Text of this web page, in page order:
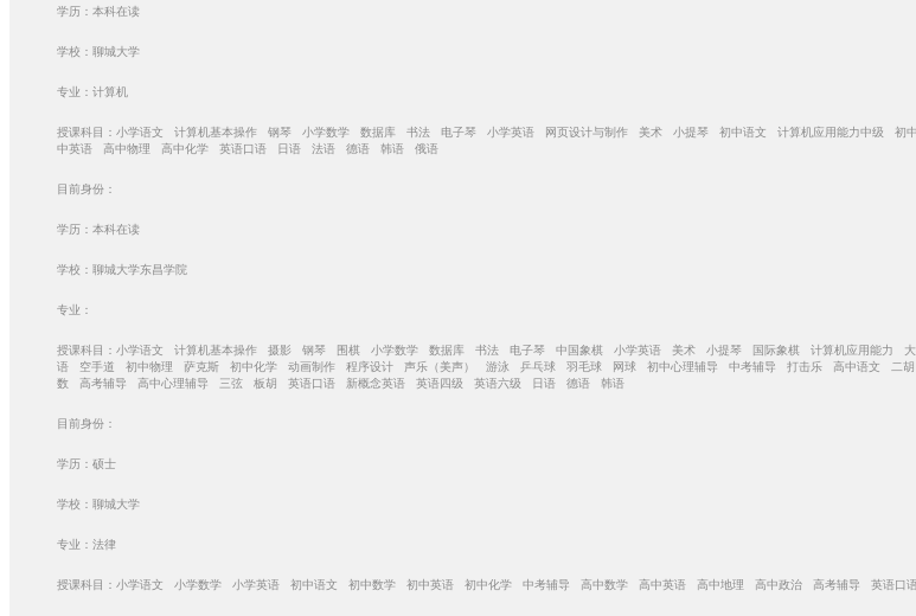
学历：本科在读
学校：聊城大学
专业：计算机
授课科目：小学语文 计算机基本操作 钢琴 小学数学 数据库 书法 电子琴 小学英语 网页设计与制作 美术 小提琴 初中语文 计算机应用能力中级
中英语 高中物理 高中化学 英语口语 日语 法语 德语 韩语 俄语
目前身份：
学历：本科在读
学校：聊城大学东昌学院
专业：
授课科目：小学语文 计算机基本操作 摄影 钢琴 围棋 小学数学 数据库 书法 电子琴 中国象棋 小学英语 美术 小提琴 国际象棋 计算机应用能力
语 空手道 初中物理 萨克斯 初中化学 动画制作 程序设计 声乐（美声） 游泳 乒乓球 羽毛球 网球 初中心理辅导 中考辅导 打击乐 高中语文
数 高考辅导 高中心理辅导 三弦 板胡 英语口语 新概念英语 英语四级 英语六级 日语 德语 韩语
目前身份：
学历：硕士
学校：聊城大学
专业：法律
授课科目：小学语文 小学数学 小学英语 初中语文 初中数学 初中英语 初中化学 中考辅导 高中数学 高中英语 高中地理 高中政治 高考辅导 英语